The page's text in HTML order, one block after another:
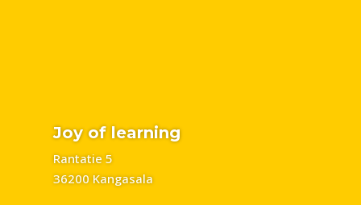
Joy of learning
Rantatie 5
36200 Kangasala